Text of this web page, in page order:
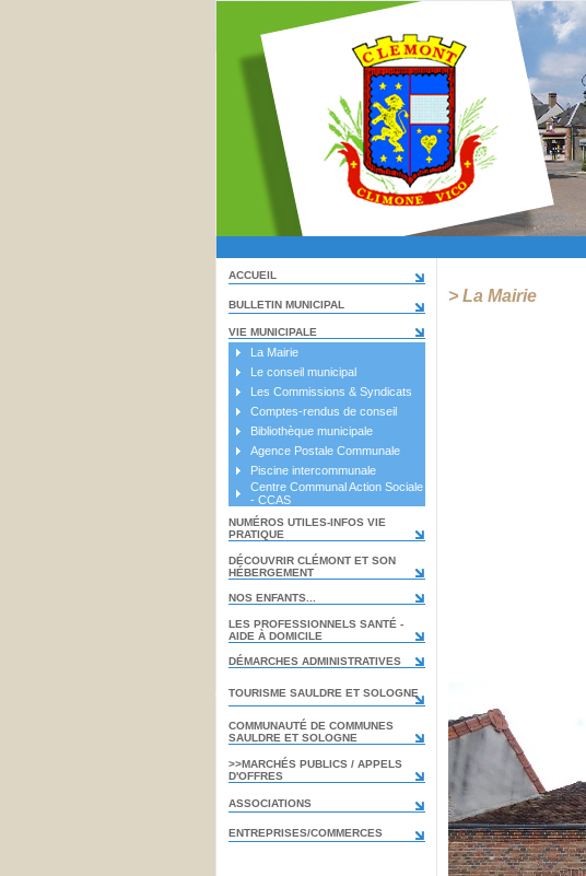
ACCUEIL
BULLETIN MUNICIPAL
VIE MUNICIPALE
La Mairie
Le conseil municipal
Les Commissions & Syndicats
Comptes-rendus de conseil
Bibliothèque municipale
Agence Postale Communale
Piscine intercommunale
Centre Communal Action Sociale
- CCAS
NUMÉROS UTILES-INFOS VIE
PRATIQUE
DÉCOUVRIR CLÉMONT ET SON
HÉBERGEMENT
NOS ENFANTS...
LES PROFESSIONNELS SANTÉ -
AIDE À DOMICILE
DÉMARCHES ADMINISTRATIVES
TOURISME SAULDRE ET SOLOGNE
COMMUNAUTÉ DE COMMUNES
SAULDRE ET SOLOGNE
>>MARCHÉS PUBLICS / APPELS
D'OFFRES
ASSOCIATIONS
ENTREPRISES/COMMERCES
> La Mairie